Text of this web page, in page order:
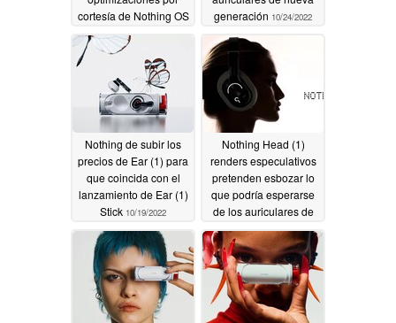
cortesía de Nothing OS
1.1.610/27/2022
generación 10/24/2022
Nothing de subir los
precios de Ear (1) para
que coincida con el
lanzamiento de Ear (1)
Stick 10/19/2022
Nothing Head (1)
renders especulativos
pretenden esbozar lo
que podría esperarse
de los auriculares de
primera generación del
OEM liderado por Carl
Pei10/14/2022